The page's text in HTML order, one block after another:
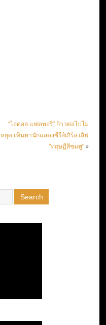
“ไอดอล แฟคทอรี” ก้าวต่อไปไม่
หยุด เฟ้นหานักแสดงซีรีส์เกิร์ล เลิฟ
“ทฤษฎีสีชมพู”»